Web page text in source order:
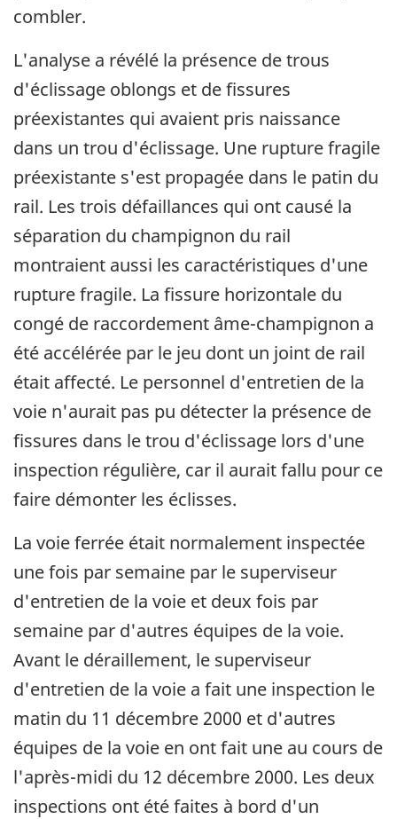
combler.
L'analyse a révélé la présence de trous
d'éclissage oblongs et de fissures
préexistantes qui avaient pris naissance
dans un trou d'éclissage. Une rupture fragile
préexistante s'est propagée dans le patin du
rail. Les trois défaillances qui ont causé la
séparation du champignon du rail
montraient aussi les caractéristiques d'une
rupture fragile. La fissure horizontale du
congé de raccordement âme-champignon a
été accélérée par le jeu dont un joint de rail
était affecté. Le personnel d'entretien de la
voie n'aurait pas pu détecter la présence de
fissures dans le trou d'éclissage lors d'une
inspection régulière, car il aurait fallu pour ce
faire démonter les éclisses.
La voie ferrée était normalement inspectée
une fois par semaine par le superviseur
d'entretien de la voie et deux fois par
semaine par d'autres équipes de la voie.
Avant le déraillement, le superviseur
d'entretien de la voie a fait une inspection le
matin du 11 décembre 2000 et d'autres
équipes de la voie en ont fait une au cours de
l'après-midi du 12 décembre 2000. Les deux
inspections ont été faites à bord d'un